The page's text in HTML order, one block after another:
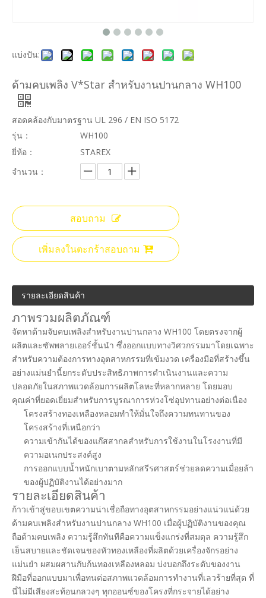
แบ่งปัน:
ด้ามคบเพลิง V*Star สำหรับงานปานกลาง WH100
สอดคล้องกับมาตรฐาน UL 296 / EN ISO 5172
รุ่น：
WH100
ยี่ห้อ：
STAREX
จำนวน：
สอบถาม
เพิ่มลงในตะกร้าสอบถาม
รายละเอียดสินค้า
ภาพรวมผลิตภัณฑ์
จัดหาด้ามจับคบเพลิงสำหรับงานปานกลาง WH100 โดยตรงจากผู้
ผลิตและซัพพลายเออร์ชั้นนำ ซึ่งออกแบบทางวิศวกรรมมาโดยเฉพาะ
สำหรับความต้องการทางอุตสาหกรรมที่เข้มงวด เครื่องมือที่สร้างขึ้น
อย่างแม่นยำนี้ยกระดับประสิทธิภาพการดำเนินงานและความ
ปลอดภัยในสภาพแวดล้อมการผลิตโลหะที่หลากหลาย โดยมอบ
คุณค่าที่ยอดเยี่ยมสำหรับการบูรณาการห่วงโซ่อุปทานอย่างต่อเนื่อง
โครงสร้างทองเหลืองหลอมทำให้มั่นใจถึงความทนทานของ
โครงสร้างที่เหนือกว่า
ความเข้ากันได้ของแก๊สสากลสำหรับการใช้งานในโรงงานที่มี
ความอเนกประสงค์สูง
การออกแบบน้ำหนักเบาตามหลักสรีรศาสตร์ช่วยลดความเมื่อยล้า
ของผู้ปฏิบัติงานได้อย่างมาก
รายละเอียดสินค้า
ก้าวเข้าสู่ขอบเขตความน่าเชื่อถือทางอุตสาหกรรมอย่างแน่วแน่ด้วย
ด้ามคบเพลิงสำหรับงานปานกลาง WH100 เมื่อผู้ปฏิบัติงานของคุณ
ถือด้ามคบเพลิง ความรู้สึกทันทีคือความแข็งแกร่งที่สมดุล ความรู้สึก
เย็นสบายและชัดเจนของหัวทองเหลืองที่ผลิตด้วยเครื่องจักรอย่าง
แม่นยำ ผสมผสานกับก้นทองเหลืองหลอม บ่งบอกถึงระดับของงาน
ฝีมือที่ออกแบบมาเพื่อทนต่อสภาพแวดล้อมการทำงานที่เลวร้ายที่สุด ที่
นี่ไม่มีเสียงสะท้อนกลวงๆ ทุกออนซ์ของโครงที่กระจายได้อย่าง